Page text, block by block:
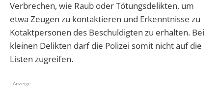
Verbrechen, wie Raub oder Tötungsdelikten, um
etwa Zeugen zu kontaktieren und Erkenntnisse zu
Kotaktpersonen des Beschuldigten zu erhalten. Bei
kleinen Delikten darf die Polizei somit nicht auf die
Listen zugreifen.
- Anzeige -